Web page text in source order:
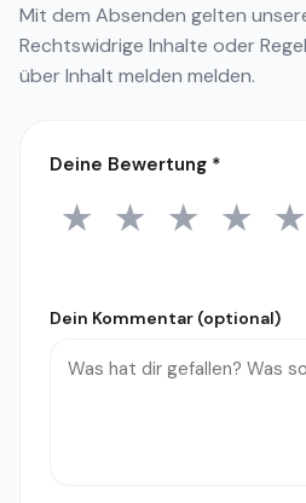
Mit dem Absenden gelten
Rechtswidrige Inhalte oder
überInhalt melden melden.
Deine Bewertung *
1 Stern
★ 2 Sterne
★ 3 Sterne
★ 4
★ ★
Dein Kommentar (optional)